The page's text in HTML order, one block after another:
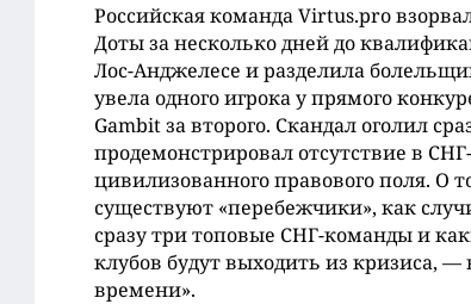
Российская команда Virtus.pro
Доты за несколько дней до
Лос-Анджелесе и разделила
увела одного игрока у прямого
Gambit за второго. Скандал оголил
продемонстрировал отсутствие в
цивилизованного правового поля. О
существуют «перебежчики», как
сразу три топовые СНГ-команды и
клубов будут выходить из кризиса, —
времени».